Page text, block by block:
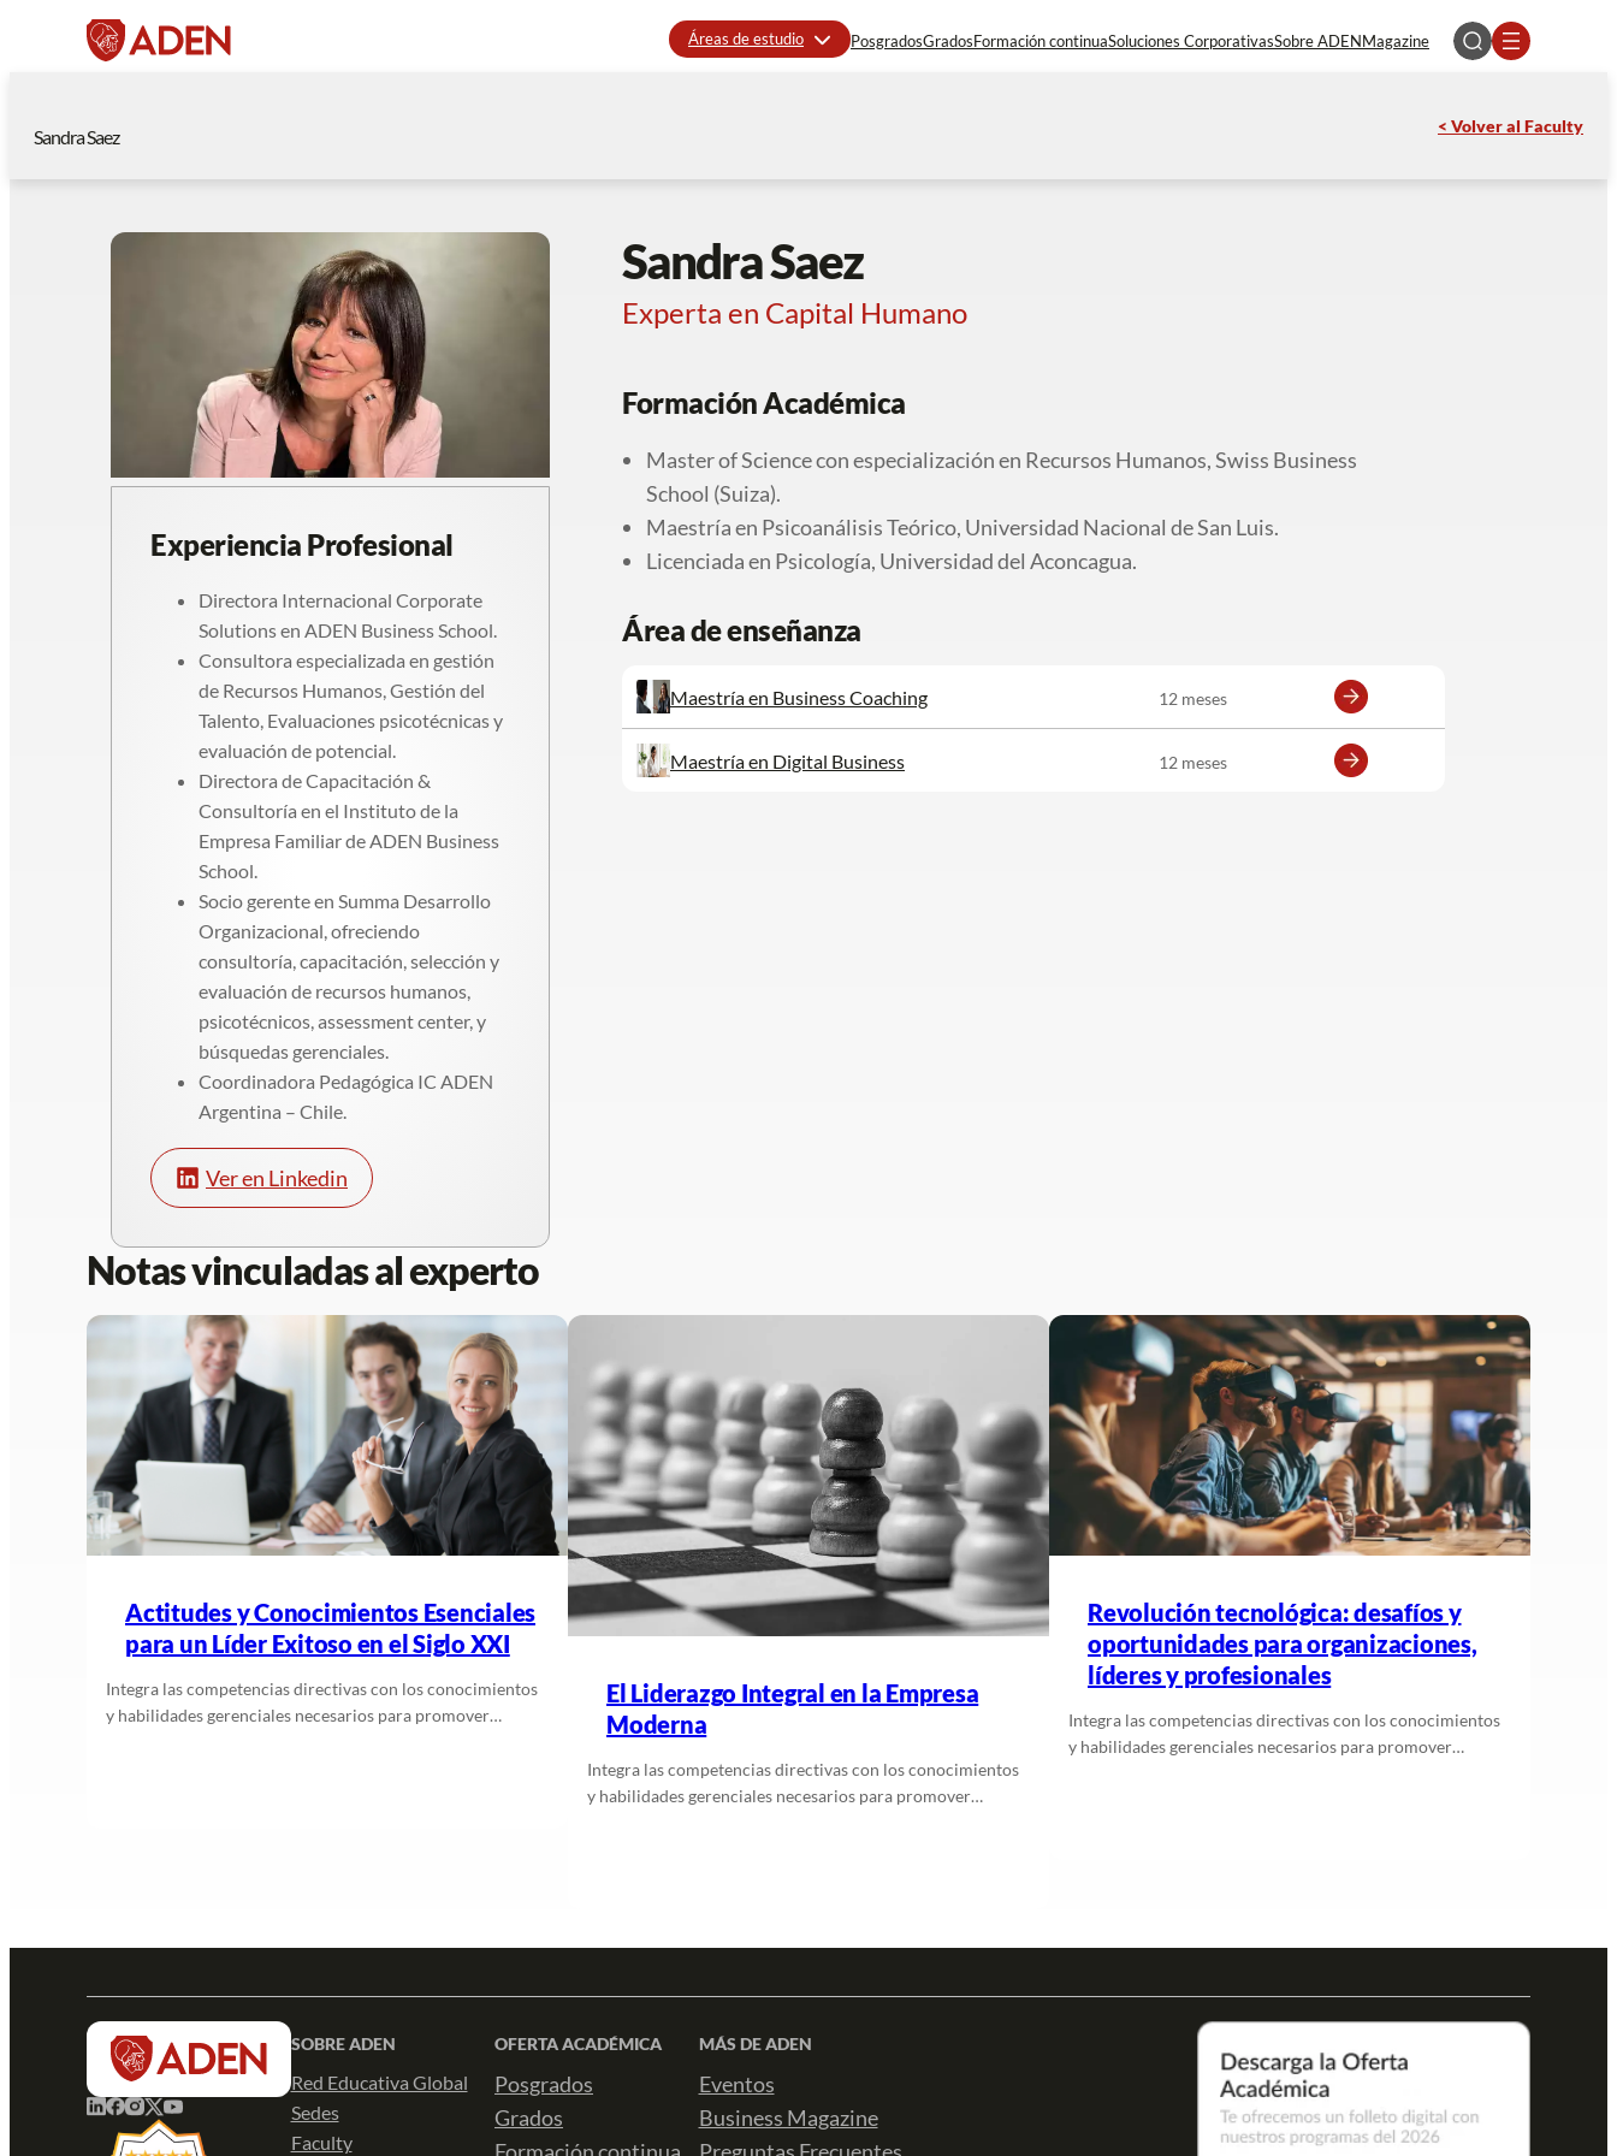
Áreas de estudio PosgradosGradosFormación continuaSoluciones CorporativasSobre ADENMagazine
Sandra Saez < Volver al Faculty
Experiencia Profesional
Directora Internacional Corporate
Solutions en ADEN Business School.
Consultora especializada en gestión
de Recursos Humanos, Gestión del
Talento, Evaluaciones psicotécnicas y
evaluación de potencial.
Directora de Capacitación &
Consultoría en el Instituto de la
Empresa Familiar de ADEN Business
School.
Socio gerente en Summa Desarrollo
Organizacional, ofreciendo
consultoría, capacitación, selección y
evaluación de recursos humanos,
psicotécnicos, assessment center, y
búsquedas gerenciales.
Coordinadora Pedagógica IC ADEN
Argentina – Chile.
Ver en Linkedin
Sandra Saez
Experta en Capital Humano
Formación Académica
Master of Science con especialización en Recursos Humanos, Swiss Business
School (Suiza).
Maestría en Psicoanálisis Teórico, Universidad Nacional de San Luis.
Licenciada en Psicología, Universidad del Aconcagua.
Área de enseñanza
Maestría en Business Coaching 12 meses
Maestría en Digital Business 12 meses
Notas vinculadas al experto
Actitudes y Conocimientos Esenciales
para un Líder Exitoso en el Siglo XXI
Integra las competencias directivas con los conocimientos
y habilidades gerenciales necesarios para promover…
El Liderazgo Integral en la Empresa
Moderna
Integra las competencias directivas con los conocimientos
y habilidades gerenciales necesarios para promover…
Revolución tecnológica: desafíos y
oportunidades para organizaciones,
líderes y profesionales
Integra las competencias directivas con los conocimientos
y habilidades gerenciales necesarios para promover…
SOBRE ADEN
Red Educativa Global
Sedes
Faculty
OFERTA ACADÉMICA
Posgrados
Grados
MÁS DE ADEN
Eventos
Business Magazine